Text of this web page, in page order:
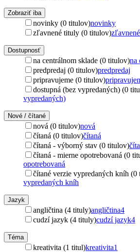
Zobraziť iba
novinky (0 titulov)novinky
zľavnené tituly (0 titulov)
Dostupnosť
na centrálnom sklade (0 titulov)na
predpredaj (0 titulov)predpredaj
pripravujeme (0 titulov)
dostupná (bez vypredaných) (0
vypredaných)
Nové / čítané
nová (0 titulov)nová
čítaná (0 titulov)čítaná
čítaná - výborný stav (0 titulov)
čítaná - mierne opotrebovaná (0
opotrebovaná
čítané verzie vypredaných kníh (0
vypredaných kníh
Jazyk
angličtina (4 tituly)angličtina4
cudzí jazyk (4 tituly)cudzí jazyk4
Téma
kreativita (1 titul)kreativita1